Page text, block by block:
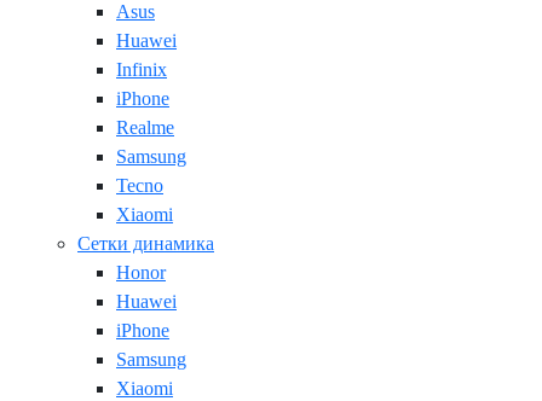
Asus
Huawei
Infinix
iPhone
Realme
Samsung
Tecno
Xiaomi
Сетки динамика
Honor
Huawei
iPhone
Samsung
Xiaomi